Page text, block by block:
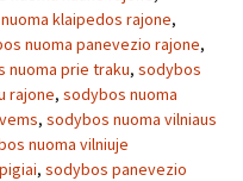
klaipedos rajone,
nuoma panevezio rajone,
nuoma prie traku, sodybos
rajone, sodybos nuoma
, sodybos nuoma vilniaus
nuoma vilniuje
, sodybos panevezio